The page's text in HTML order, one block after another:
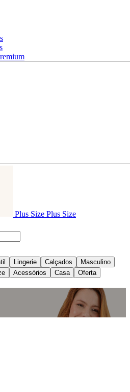
Plus Size Plus Size
Lingerie Calçados
Masculino
Acessórios Casa Oferta